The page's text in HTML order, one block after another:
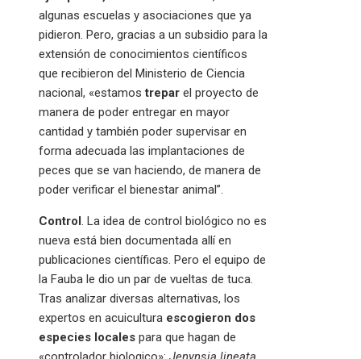
algunas escuelas y asociaciones que ya
pidieron. Pero, gracias a un subsidio para la
extensión de conocimientos científicos
que recibieron del Ministerio de Ciencia
nacional, «estamostrepar el proyecto de
manera de poder entregar en mayor
cantidad y también poder supervisar en
forma adecuada las implantaciones de
peces que se van haciendo, de manera de
poder verificar el bienestar animal”.
Control . La idea de control biológico no es
nueva está bien documentada allí en
publicaciones científicas. Pero el equipo de
la Fauba le dio un par de vueltas de tuca.
Tras analizar diversas alternativas, los
expertos en acuicultura escogieron dos
especies locales para que hagan de